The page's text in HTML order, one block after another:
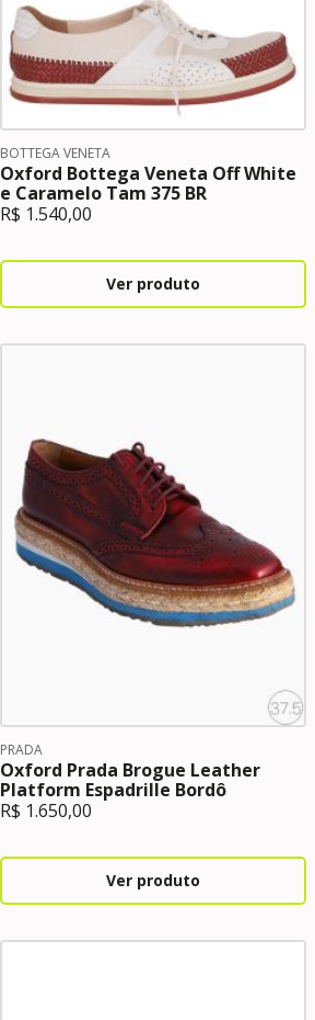
BOTTEGA VENETA
Oxford Bottega Veneta Off White
e Caramelo Tam 375 BR
R$ 1.540,00
Ver produto
PRADA
Oxford Prada Brogue Leather
Platform Espadrille Bordô
R$ 1.650,00
Ver produto